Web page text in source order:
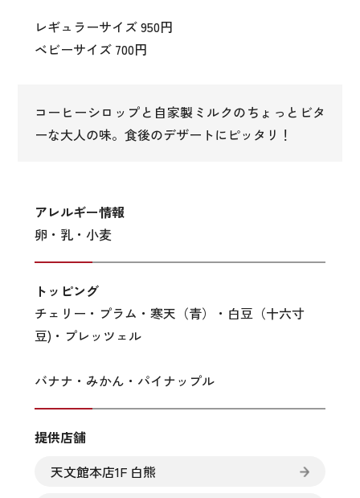
レギュラーサイズ 950円
ベビーサイズ 700円
コーヒーシロップと自家製ミルクのちょっとビタ
ーな大人の味。食後のデザートにピッタリ！
アレルギー情報
卵・乳・小麦
トッピング
チェリー・プラム・寒天（青）・白豆（十六寸
豆)・プレッツェル
バナナ・みかん・パイナップル
提供店舗
天文館本店1F 白熊